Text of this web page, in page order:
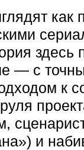
как
здесь
— с
к
и